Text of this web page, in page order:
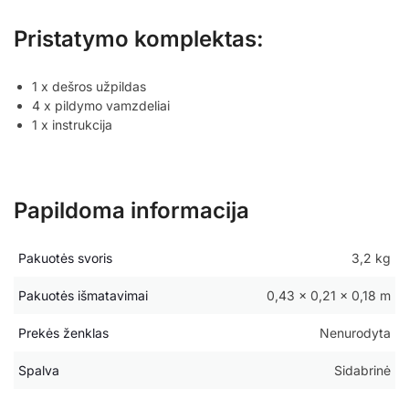
Pristatymo komplektas:
1 x dešros užpildas
4 x pildymo vamzdeliai
1 x instrukcija
Papildoma informacija
Pakuotės svoris 3,2 kg
Pakuotės išmatavimai 0,43 × 0,21 × 0,18 m
Prekės ženklas Nenurodyta
Spalva Sidabrinė